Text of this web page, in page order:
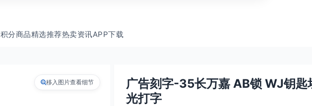
积分商品精选推荐热卖资讯APP下载
移入图片查看细节
广告刻字-35长万嘉 AB锁 WJ钥匙
光打字